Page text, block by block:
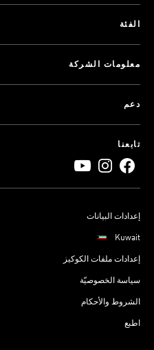
الفئة
معلومات الشركة
دعم
تابعنا
إعدادات البيانات
Kuwait
إعدادات ملفات الكوكيز
سياسة الخصوصيّة
الشروط والأحكام
اطبع